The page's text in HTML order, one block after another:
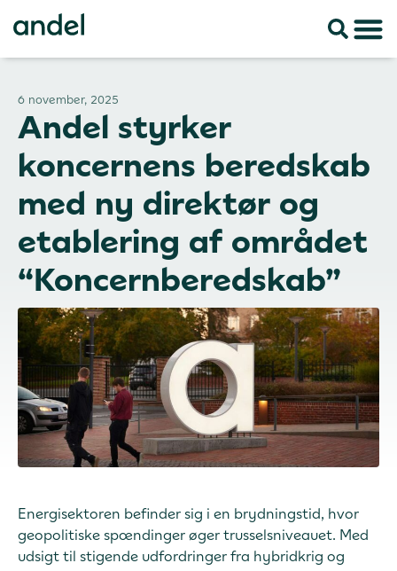
6 november, 2025
Andel styrker
koncernens beredskab
med ny direktør og
etablering af området
“Koncernberedskab”
Energisektoren befinder sig i en brydningstid, hvor
geopolitiske spændinger øger trusselsniveauet. Med
udsigt til stigende udfordringer fra hybridkrig og